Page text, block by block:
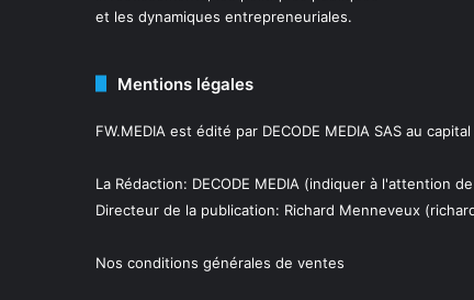
et les dynamiques entrepreneuriales.
Mentions légales
FW.MEDIA est édité par DECODE MEDIA SAS au
La Rédaction: DECODE MEDIA (indiquer à l'attention
Directeur de la publication: Richard Menneveux
Nos conditions générales de ventes